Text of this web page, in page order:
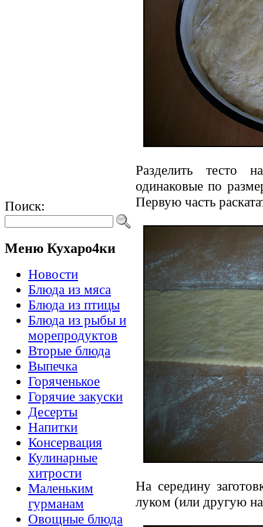
Поиск:
Меню Кухаро4ки
Новости
Блюда из мяса
Блюда из птицы
Блюда из рыбы и
морепродуктов
Вторые блюда
Выпечка
Горяченькое
Горячие закуски
Десерты
Напитки
Консервация
Кулинарные
хитрости
Маленьким
гурманам
Овощные блюда
Разделить тесто
одинаковые по
Первую часть
На середину
луком (или другую